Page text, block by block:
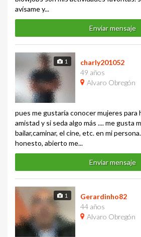
avísame y...
Enviar mensaje
1
charly201052
49 años
Alvaro Obregón
pues me gustaría conocer mujeres para
amistad y si seda algo más .... me gusta
bailar,caminar, el cine, etc. en mi
honesto, abierto me...
Enviar mensaje
1
Gerardinho82
44 años
Alvaro Obregón